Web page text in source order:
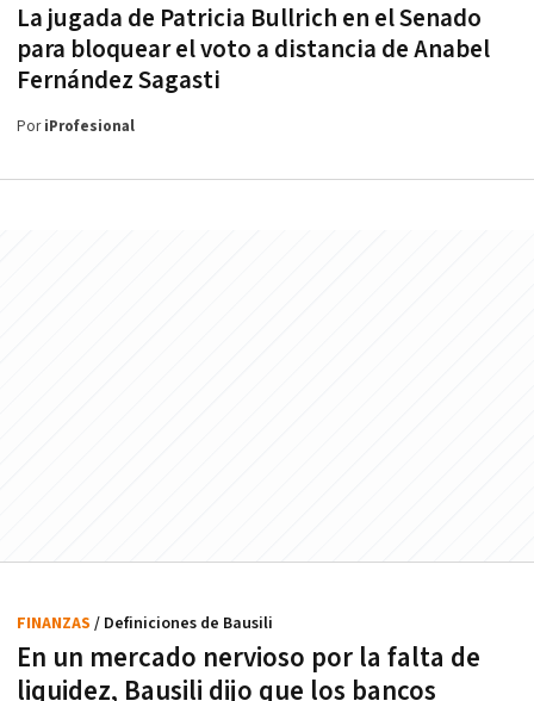
La jugada de Patricia Bullrich en el Senado
para bloquear el voto a distancia de Anabel
Fernández Sagasti
PoriProfesional
En un mercado nervioso por la falta de
liquidez, Bausili dijo que los bancos
FINANZAS / Definiciones de Bausili